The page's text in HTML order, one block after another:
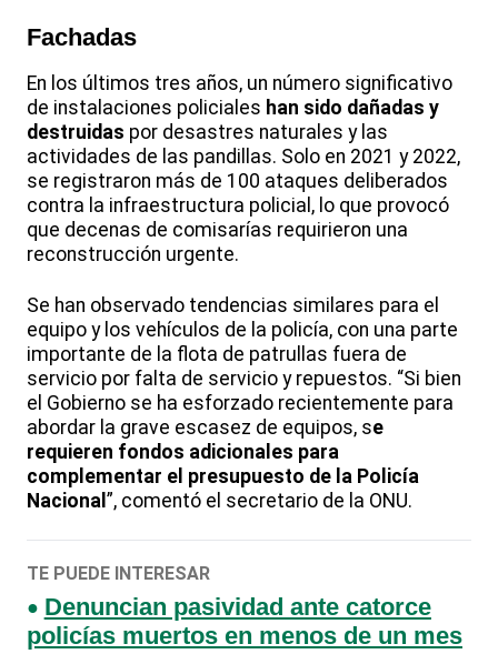
Fachadas
En los últimos tres años, un número significativo
de instalaciones policiales han sido dañadas y
destruidas por desastres naturales y las
actividades de las pandillas. Solo en 2021 y 2022,
se registraron más de 100 ataques deliberados
contra la infraestructura policial, lo que provocó
que decenas de comisarías requirieron una
reconstrucción urgente.
Se han observado tendencias similares para el
equipo y los vehículos de la policía, con una parte
importante de la flota de patrullas fuera de
servicio por falta de servicio y repuestos. “Si bien
el Gobierno se ha esforzado recientemente para
abordar la grave escasez de equipos, se
requieren fondos adicionales para
complementar el presupuesto de la Policía
Nacional ”, comentó el secretario de la ONU.
TE PUEDE INTERESAR
Denuncian pasividad ante catorce
policías muertos en menos de un mes